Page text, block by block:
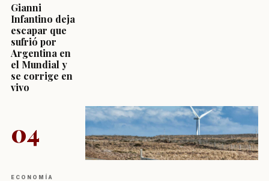
Gianni
Infantino deja
escapar que
sufrió por
Argentina en
el Mundial y
se corrige en
vivo
04
ECONOMÍA